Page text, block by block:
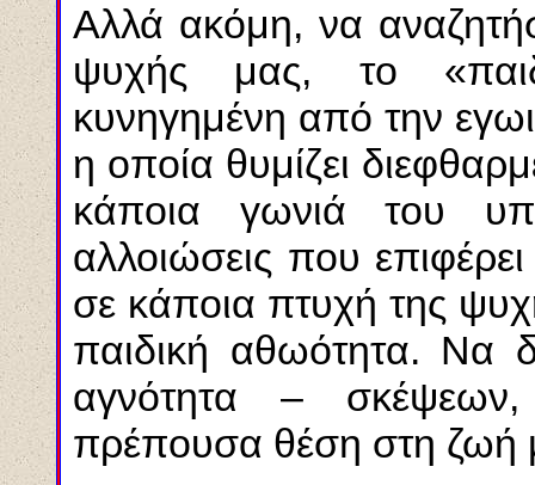
Αλλά ακόμη, να
ψυχής μας, το
κυνηγημένη από την
η οποία θυμίζει
κάποια γωνιά του
αλλοιώσεις που
σε κάποια πτυχή της
παιδική αθωότητα. Να
αγνότητα –
πρέπουσα θέση στη ζωή